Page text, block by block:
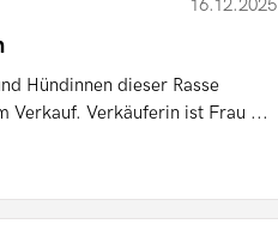
16.12.2025
Hündinnen dieser Rasse
Verkauf. Verkäuferin ist Frau ...